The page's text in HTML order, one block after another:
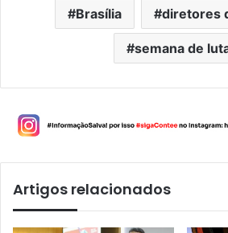
Brasília diretores
semana de
Artigos relacionados